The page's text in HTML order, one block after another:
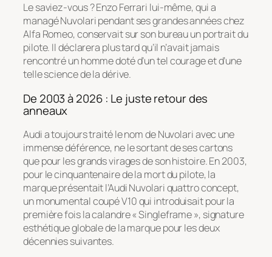
Le saviez-vous ? Enzo Ferrari lui-même, qui a
managé Nuvolari pendant ses grandes années chez
Alfa Romeo, conservait sur son bureau un portrait du
pilote. Il déclarera plus tard qu’il n’avait jamais
rencontré un homme doté d’un tel courage et d’une
telle science de la dérive.
De 2003 à 2026 : Le juste retour des
anneaux
Audi a toujours traité le nom de Nuvolari avec une
immense déférence, ne le sortant de ses cartons
que pour les grands virages de son histoire. En 2003,
pour le cinquantenaire de la mort du pilote, la
marque présentait l’Audi Nuvolari quattro concept,
un monumental coupé V10 qui introduisait pour la
première fois la calandre« Singleframe », signature
esthétique globale de la marque pour les deux
décennies suivantes.